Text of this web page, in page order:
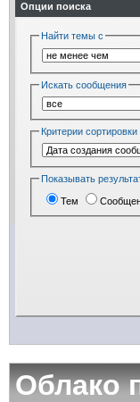
Опции поиска
Найти темы с
Искать сообщения
Критерии
Показывать
Тем
Облако